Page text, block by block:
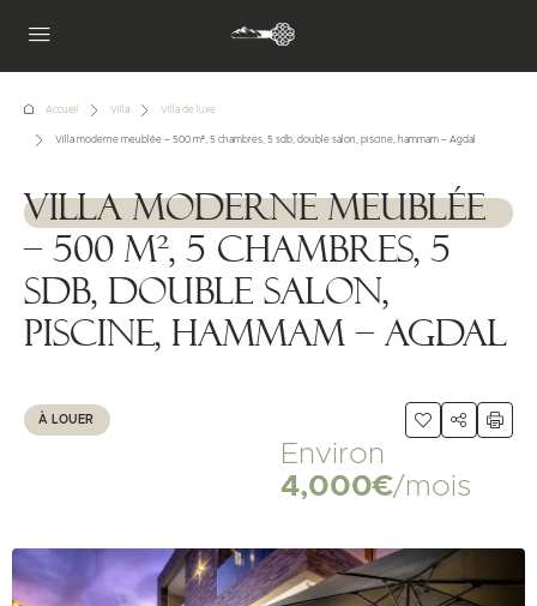
Accueil Villa Villa de luxe
Villa moderne meublée – 500 m², 5 chambres, 5 sdb, double salon, piscine, hammam – Agdal
1111111
Villa moderne meublée
– 500 m², 5 chambres, 5
sdb, double salon,
piscine, hammam – Agdal
À LOUER
Environ
4,000€/mois